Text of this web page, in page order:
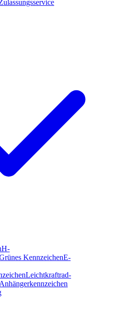
H-
KennzeichenE-
Leichtkraftrad­
Anhängerkennzeichen